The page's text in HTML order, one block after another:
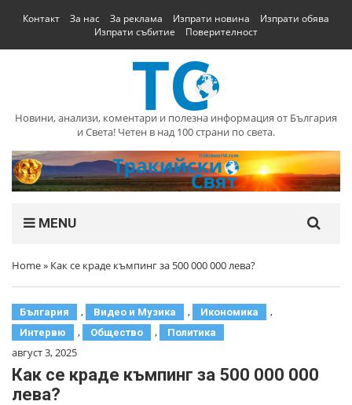
Контакт За нас За реклама Изпрати новина
Изпрати обява
Изпрати събитие
Поверителност
Новини, анализи, коментари и полезна информация от България
и Света! Четен в над 100 страни по света.
MENU
Home» Как се краде къмпинг за 500 000 000 лева?
България , Видео и Музика , Икономика ,
Интервю , Общество , Политика
август 3, 2025
Как се краде къмпинг за 500 000 000
лева?